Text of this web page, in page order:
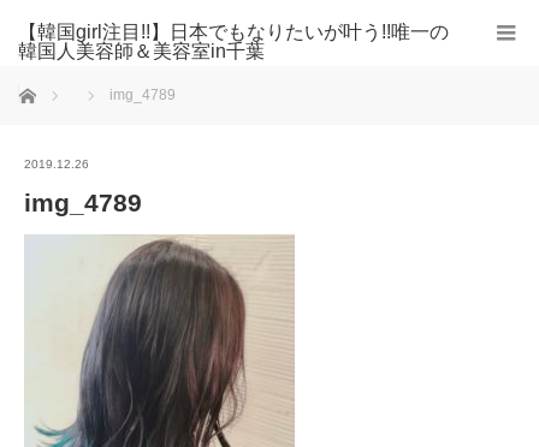
【韓国girl注目!!】日本でもなりたいが叶う!!唯一の
韓国人美容師＆美容室in千葉
ホーム img_4789
2019.12.26
img_4789